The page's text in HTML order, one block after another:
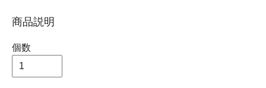
商品説明
個数